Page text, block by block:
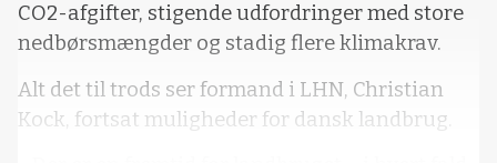
CO2-afgifter, stigende udfordringer med store
nedbørsmængder og stadig flere klimakrav.
Alt det til trods ser formand i LHN, Christian
Kock, fortsat muligheder for dansk landbrug.